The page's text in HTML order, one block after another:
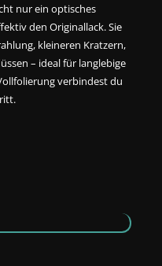
nur ein optisches
den Originallack. Sie
kleineren Kratzern,
– ideal für langlebige
verbindest du